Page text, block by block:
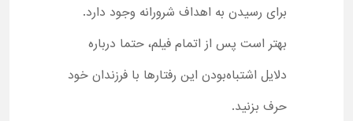
برای رسیدن به اهداف شرورانه وجود دارد.
بهتر است پس از اتمام فیلم، حتما درباره
دلایل اشتباه‌بودن این رفتارها با فرزندان خود
حرف بزنید.